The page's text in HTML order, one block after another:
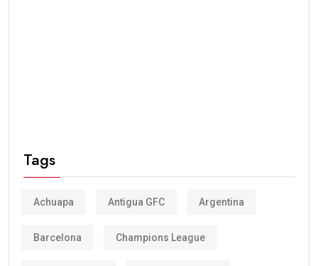
Tags
Achuapa Antigua GFC Argentina
Barcelona Champions League